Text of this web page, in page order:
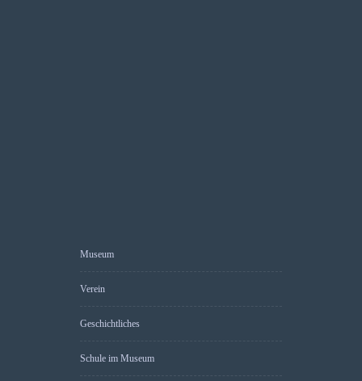
Museum
Verein
Geschichtliches
Schule im Museum